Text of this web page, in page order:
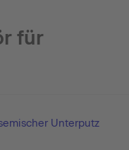
für
Unterputz